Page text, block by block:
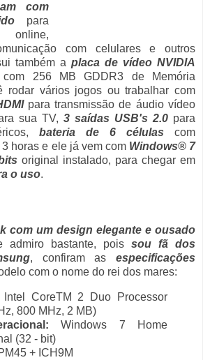
com
para
com celulares e outros
também a placa de vídeo NVIDIA
256 MB GDDR3 de Memória
rodar vários jogos ou trabalhar com
para transmissão de áudio vídeo
sua TV, 3 saídas USB's 2.0 para
bateria de 6 células com
horas e ele já vem com Windows® 7
original instalado, para chegar em
o uso.
com um design elegante e ousado
admiro bastante, pois sou fã dos
, confiram asespecificações
com o nome do rei dos mares:
Intel CoreTM 2 Duo Processor
800 MHz, 2 MB)
Windows 7 Home
(32 - bit)
+ ICH9M